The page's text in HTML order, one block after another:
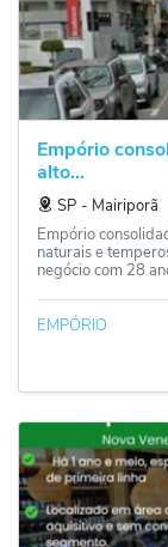
Empório
alto...
SP ‐ Mairiporã
Empório
naturais e
negócio com 28
EMPÓRIO